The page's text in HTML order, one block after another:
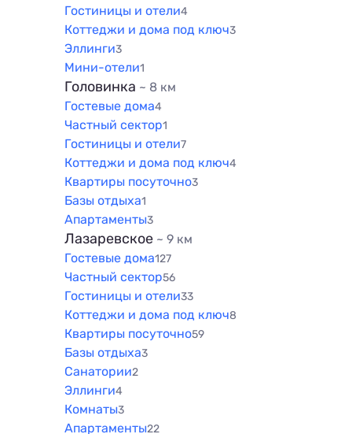
Гостиницы и отели4
Коттеджи и дома под ключ3
Эллинги3
Мини-отели1
Головинка ~ 8 км
Гостевые дома4
Частный сектор1
Гостиницы и отели7
Коттеджи и дома под ключ4
Квартиры посуточно3
Базы отдыха1
Апартаменты3
Лазаревское ~ 9 км
Гостевые дома127
Частный сектор56
Гостиницы и отели33
Коттеджи и дома под ключ8
Квартиры посуточно59
Базы отдыха3
Санатории2
Эллинги4
Комнаты3
Апартаменты22